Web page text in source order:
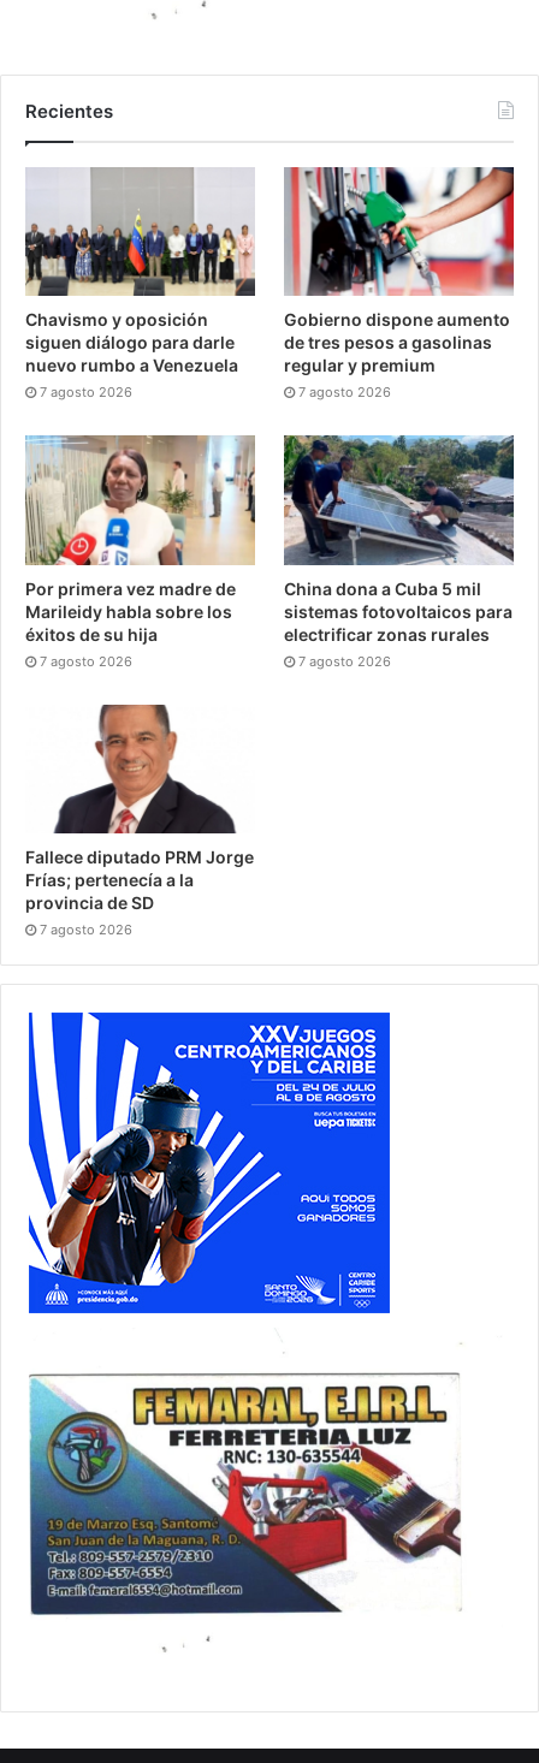
Recientes
Chavismo y oposición
siguen diálogo para darle
nuevo rumbo a Venezuela
7 agosto 2026
Gobierno dispone aumento
de tres pesos a gasolinas
regular y premium
7 agosto 2026
Por primera vez madre de
Marileidy habla sobre los
éxitos de su hija
7 agosto 2026
China dona a Cuba 5 mil
sistemas fotovoltaicos para
electrificar zonas rurales
7 agosto 2026
Fallece diputado PRM Jorge
Frías; pertenecía a la
provincia de SD
7 agosto 2026